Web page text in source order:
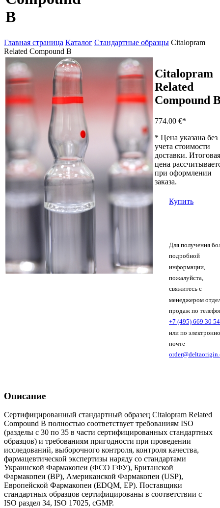
B
Главная страница Каталог Стандартные образцы Citalopram
Related Compound B
Citalopram
Related
Compound
774.00 €*
* Цена указана без
учета стоимости
доставки. Итоговая
цена
при оформлении
заказа.
Купить
Для получения
подробной
информации,
пожалуйста,
свяжитесь с
менеджером
продаж по
+7 (495) 669 30 54
или по
почте
Описание
Сертифицированный стандартный образец Citalopram Related
Compound B полностью соответствует требованиям ISO
(разделы с 30 по 35 в части сертифицированных стандартных
образцов) и требованиям пригодности при проведении
исследований, выборочного контроля, контроля качества,
фармацевтической экспертизы наряду со стандартами
Украинской Фармакопеи (ФСО ГФУ), Британской
Фармакопеи (BP), Американской Фармакопеи (USP),
Европейской Фармакопеи (EDQM, EP). Поставщики
стандартных образцов сертифицированы в соответствии с
ISO раздел 34, ISO 17025, cGMP.